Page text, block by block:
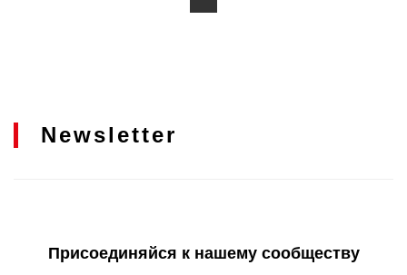
Newsletter
Присоединяйся к нашему сообществу